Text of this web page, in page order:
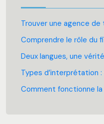
Trouver une agence de
Comprendre le rôle du
Deux langues, une
Types d’interprétation
Comment fonctionne